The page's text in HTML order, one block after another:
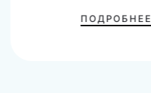
ПОДРОБНЕЕ